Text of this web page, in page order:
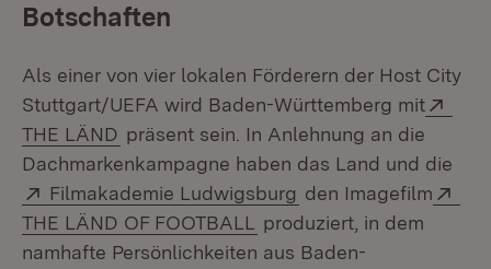
Botschaften
Als einer von vier lokalen Förderern der Host City
Stuttgart/UEFA wird Baden-Württemberg mit
THE LÄND (Öffnet in neuem Fenster)
präsent sein. In Anlehnung an die
Dachmarkenkampagne haben das Land und die
Extern:
Filmakademie Ludwigsburg (Öffnet in neuem
den Imagefilm
THE LÄND OF FOOTBALL
(Öffnet in neuem Fenster)
produziert, in dem
namhafte Persönlichkeiten aus Baden-